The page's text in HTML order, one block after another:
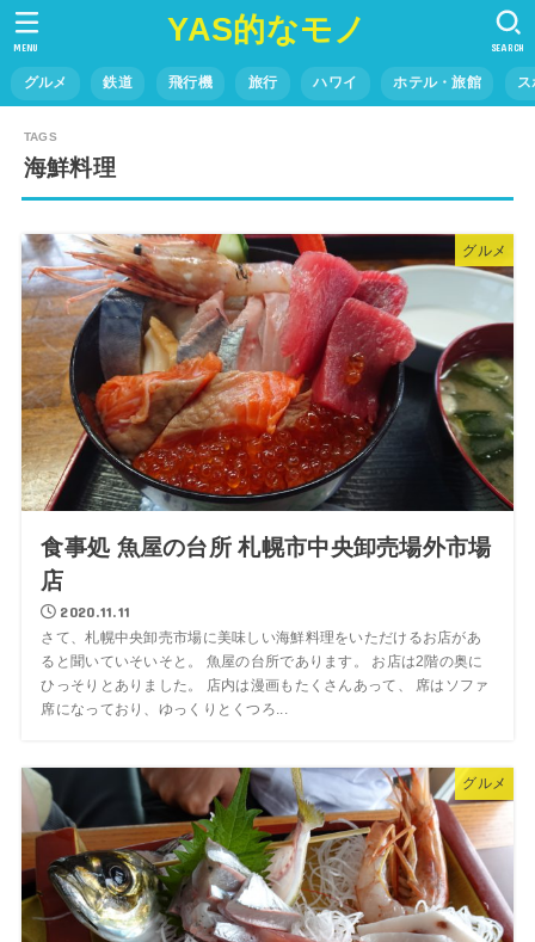
YAS的なモノ
グルメ 鉄道 飛行機 旅行 ハワイ ホテル・旅館
SEARCH
MENU
海鮮料理
グルメ
食事処 魚屋の台所 札幌市中央卸売場外市場
店
2020.11.11
さて、札幌中央卸売市場に美味しい海鮮料理をいただけるお店があ
ると聞いていそいそと。 魚屋の台所であります。 お店は2階の奥に
ひっそりとありました。 店内は漫画もたくさんあって、 席はソファ
席になっており、ゆっくりとくつろ...
グルメ